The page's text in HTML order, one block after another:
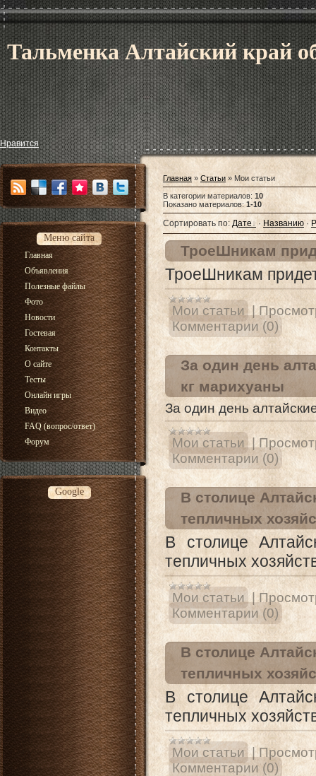
Тальменка Алтайский край
Нравится
Меню сайта
Главная
Объявления
Полезные файлы
Фото
Новости
Гостевая
Контакты
О сайте
Тесты
Онлайн игры
Видео
FAQ (вопрос/ответ)
Форум
Google
Главная » Статьи » Мои статьи
В категории материалов: 10
Показано материалов:1-10
Сортировать по: Дате · Названию·
ТроеШникам
ТроеШникам
Мои статьи
Комментарии (0)
За один день
кг марихуаны
За один день
Мои статьи
Комментарии (0)
В столице
тепличных
В столице
тепличных
Мои статьи |
Комментарии (0)
В столице
тепличных
В столице
тепличных
Мои статьи |
Комментарии (0)